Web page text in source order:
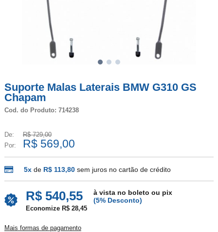
Suporte Malas Laterais BMW G310 GS
Chapam
Cod. do Produto: 714238
De:
R$ 729,00
Por:
R$ 569,00
5xde R$ 113,80 sem juros no cartão de crédito
R$ 540,55
à vista no boleto ou pix
(5% Desconto)
Economize R$ 28,45
Mais formas de pagamento